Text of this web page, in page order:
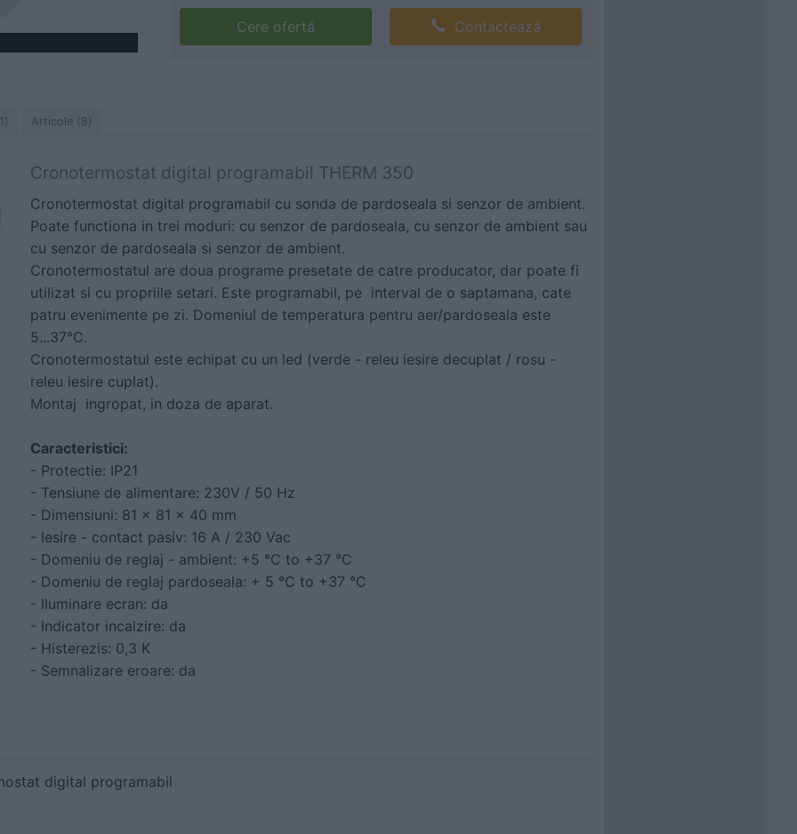
Cere ofertă Contactează
Articole (8)
Cronotermostat digital programabil THERM 350
Cronotermostat digital programabil cu sonda de pardoseala si senzor de ambient.
Poate functiona in trei moduri: cu senzor de pardoseala, cu senzor de ambient sau
cu senzor de pardoseala si senzor de ambient.
Cronotermostatul are doua programe presetate de catre producator, dar poate fi
utilizat si cu propriile setari. Este programabil, pe interval de o saptamana, cate
patru evenimente pe zi. Domeniul de temperatura pentru aer/pardoseala este
5...37°C.
Cronotermostatul este echipat cu un led (verde - releu iesire decuplat / rosu -
releu iesire cuplat).
Montaj ingropat, in doza de aparat.
Caracteristici:
- Protectie: IP21
- Tensiune de alimentare: 230V / 50 Hz
- Dimensiuni: 81 x 81 x 40 mm
- Iesire - contact pasiv: 16 A / 230 Vac
- Domeniu de reglaj - ambient: +5 °C to +37 °C
- Domeniu de reglaj pardoseala: + 5 °C to +37 °C
- Iluminare ecran: da
- Indicator incalzire: da
- Histerezis: 0,3 K
- Semnalizare eroare: da
digital programabil